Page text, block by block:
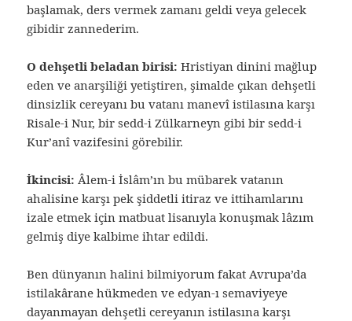
başlamak, ders vermek zamanı geldi veya gelecek
gibidir zannederim.
O dehşetli beladan birisi: Hristiyan dinini mağlup
eden ve anarşiliği yetiştiren, şimalde çıkan dehşetli
dinsizlik cereyanı bu vatanı manevî istilasına karşı
Risale-i Nur, bir sedd-i Zülkarneyn gibi bir sedd-i
Kur’anî vazifesini görebilir.
İkincisi: Âlem-i İslâm’ın bu mübarek vatanın
ahalisine karşı pek şiddetli itiraz ve ittihamlarını
izale etmek için matbuat lisanıyla konuşmak lâzım
gelmiş diye kalbime ihtar edildi.
Ben dünyanın halini bilmiyorum fakat Avrupa’da
istilakârane hükmeden ve edyan-ı semaviyeye
dayanmayan dehşetli cereyanın istilasına karşı